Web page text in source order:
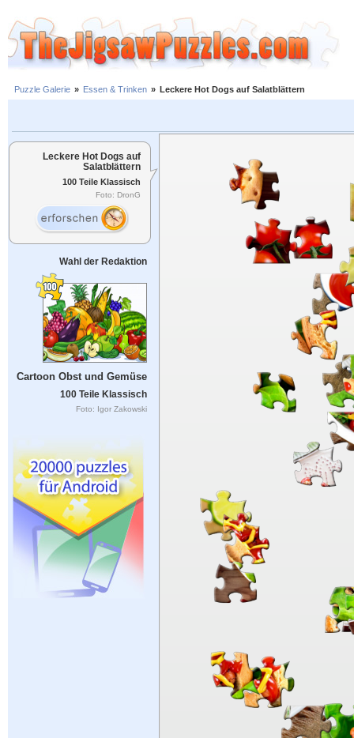
Puzzle Galerie » Essen & Trinken » Leckere Hot Dogs auf Salatblättern
Leckere Hot Dogs auf
Salatblättern
100 Teile Klassisch
Foto: DronG
Wahl der Redaktion
Cartoon Obst und Gemüse
100 Teile Klassisch
Foto: Igor Zakowski